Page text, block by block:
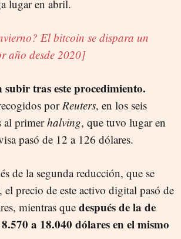
lugar en abril.
El bitcoin se dispara un
año desde 2020]
tras este procedimiento.
por Reuters, en los seis
al primerhalving, que tuvo lugar en
pasó de 12 a 126 dólares.
de la segunda reducción, que se
precio de este activo digital pasó de
mientras que después de la de
8.570 a 18.040 dólares en el mismo